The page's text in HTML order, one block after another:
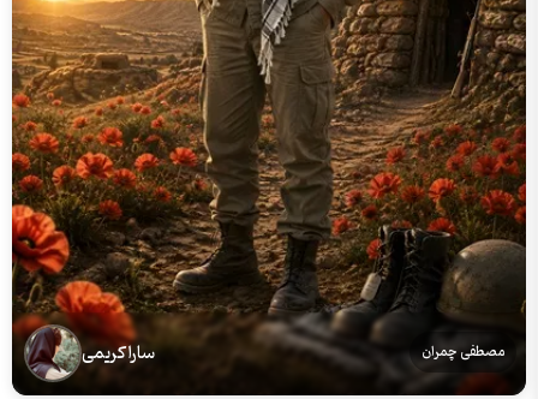
مصطفی چمران سارا کریمی